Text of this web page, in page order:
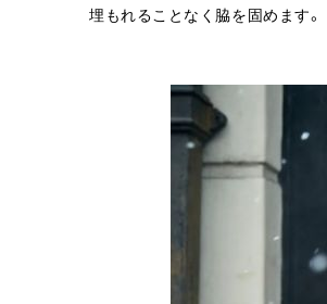
埋もれることなく脇を固めます。